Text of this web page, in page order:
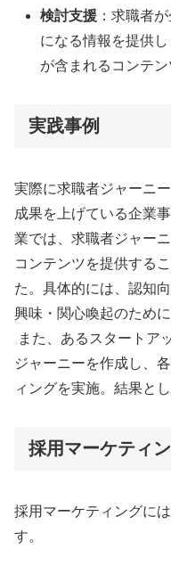
検討支援 ：求職者
になる情報を提供
が含まれるコンテン
実践事例
実際に求職者ジャーニ
成果を上げている企業
業では、求職者ジャー
コンテンツを提供する
た。具体的には、認知
興味・関心喚起のため
また、あるスタートア
ジャーニーを作成し、
ィングを実施。結果と
採用マーケティ
採用マーケティングに
す。